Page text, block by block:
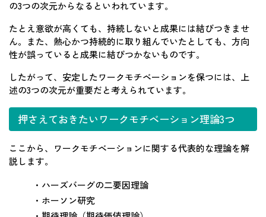
の3つの次元からなるといわれています。
たとえ意欲が高くても、持続しないと成果には結びつきませ
ん。また、熱心かつ持続的に取り組んでいたとしても、方向
性が誤っていると成果に結びつかないものです。
したがって、安定したワークモチベーションを保つには、上
述の3つの次元が重要だと考えられています。
押さえておきたいワークモチベーション理論3つ
ここから、ワークモチベーションに関する代表的な理論を解
説します。
・ハーズバーグの二要因理論
・ホーソン研究